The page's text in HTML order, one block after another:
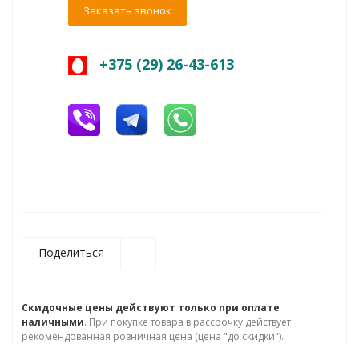
Заказать звонок
+375 (29) 26-43-613
Поделиться
Скидочные цены действуют только при оплате
наличными. При покупке товара в рассрочку действует
рекомендованная розничная цена (цена "до скидки").